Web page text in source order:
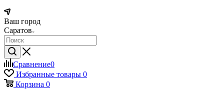
Ваш город
Саратов
Сравнение0
Избранные товары 0
Корзина 0